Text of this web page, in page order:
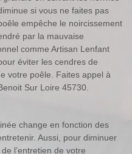
si vous ne faites pas
empêche le noircissement
par la mauvaise
comme Artisan Lenfant
éviter les cendres de
votre poêle. Faites appel à
Sur Loire 45730.
change en fonction des
Aussi, pour diminuer
l’entretien de votre